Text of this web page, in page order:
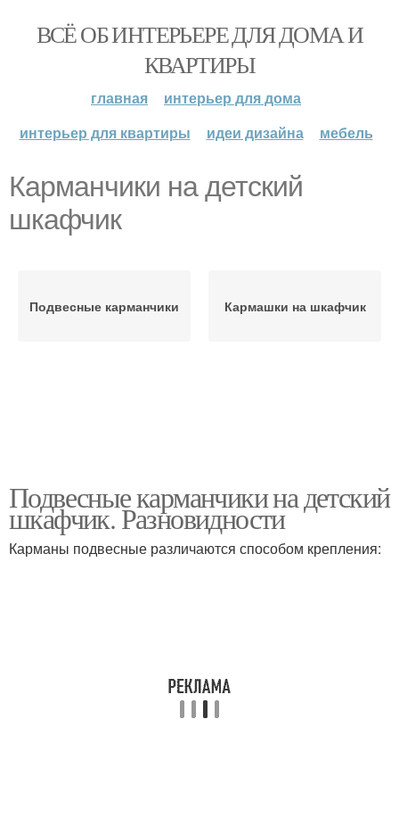
ВСЁ ОБ ИНТЕРЬЕРЕ ДЛЯ ДОМА И
КВАРТИРЫ
главная
интерьер для дома
интерьер для квартиры
идеи дизайна мебель
Карманчики на детский
шкафчик
Подвесные карманчики Кармашки на шкафчик
Подвесные карманчики на детский
шкафчик. Разновидности
Карманы подвесные различаются способом крепления: